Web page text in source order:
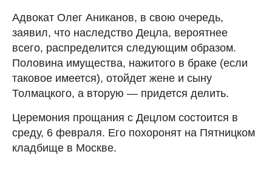
Адвокат Олег Аниканов, в свою очередь,
заявил, что наследство Децла, вероятнее
всего, распределится следующим образом.
Половина имущества, нажитого в браке (если
таковое имеется), отойдет жене и сыну
Толмацкого, а вторую — придется делить.
Церемония прощания с Децлом состоится в
среду, 6 февраля. Его похоронят на Пятницком
кладбище в Москве.